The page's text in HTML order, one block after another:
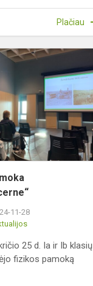
Plačiau
11-28
25 d. Ia ir Ib klasių
fizikos pamoką